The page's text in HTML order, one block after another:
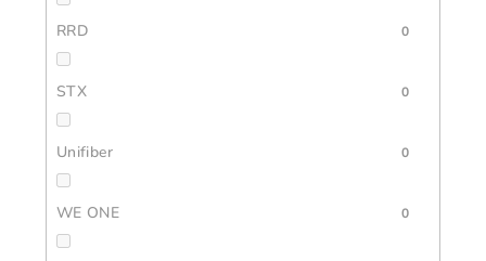
RRD 0
STX 0
Unifiber 0
WE ONE 0